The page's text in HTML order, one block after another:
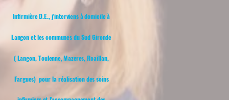
Infirmière D.E., j'interviens à domicile à
Langon et les communes du Sud Gironde
( Langon, Toulenne, Mazeres, Roaillan,
Fargues) pour la réalisation des soins